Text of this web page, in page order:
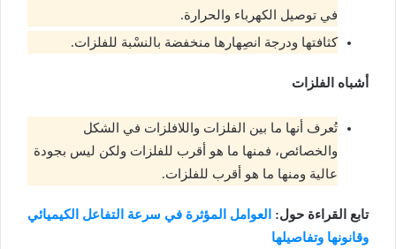
في توصيل الكهرباء والحرارة.
كثافتها ودرجة انصِهارها منخفضة بالنسْبة للفلزات.
أشباه الفلزات
تُعرف أنها ما بين الفلزات واللافلزات في الشكل
والخصائص، فمنها ما هو أقرب للفلزات ولكن ليس بجودة
عالية ومنها ما هو أقرب للفلزات.
تابع القراءة حول:
العوامل المؤثرة في سرعة التفاعل الكيميائي
وقانونها وتفاصيلها